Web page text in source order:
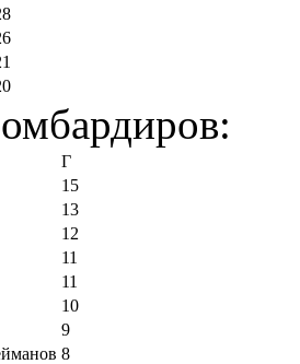
Г
15
13
12
11
11
10
9
8